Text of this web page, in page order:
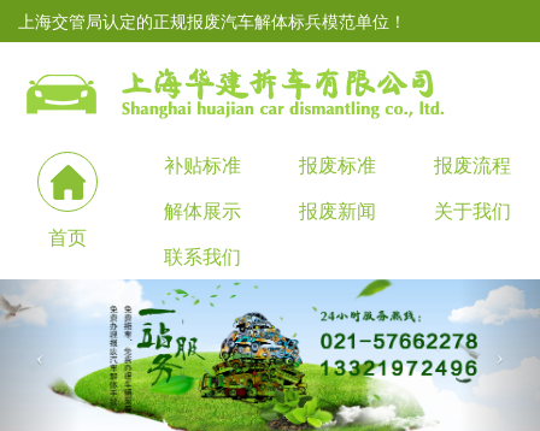
上海交管局认定的正规报废汽车解体标兵模范单位！
首页
补贴标准 报废标准
报废流程
解体展示
报废新闻
关于我们
联系我们